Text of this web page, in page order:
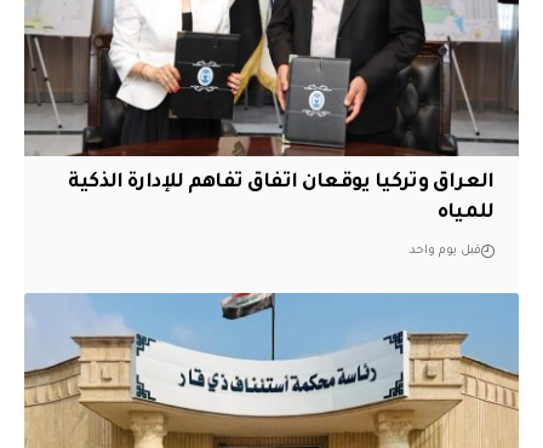
العراق وتركيا يوقعان اتفاق تفاهم للإدارة الذكية
للمياه
قبل يوم واحد